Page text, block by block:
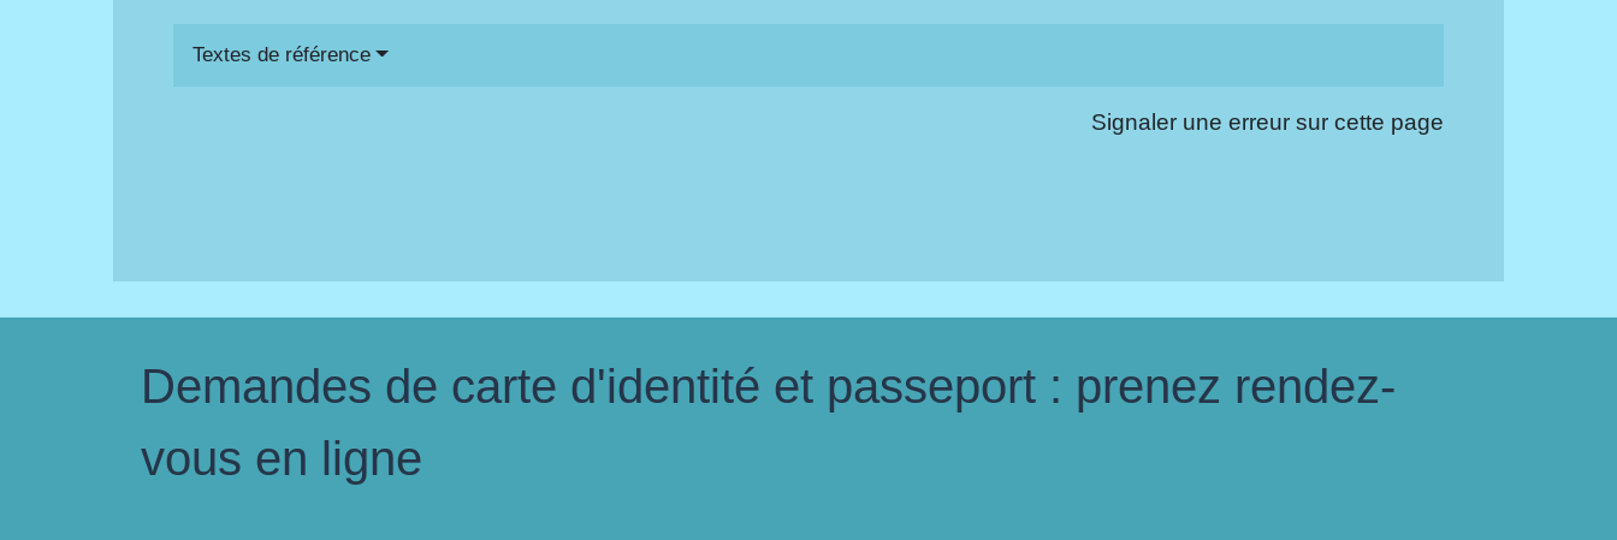
Textes de référence
Signaler une erreur sur cette page
Demandes de carte d'identité et passeport : prenez rendez-
vous en ligne